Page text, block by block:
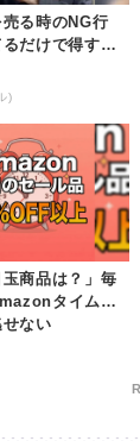
売る時のNG行
だけで得する
)
玉商品は？」毎
タイムセ
ない